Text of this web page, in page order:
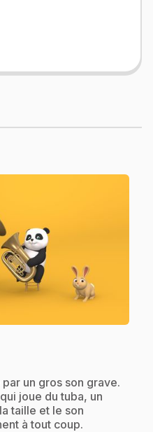
un gros son grave.
joue du tuba, un
taille et le son
à tout coup.